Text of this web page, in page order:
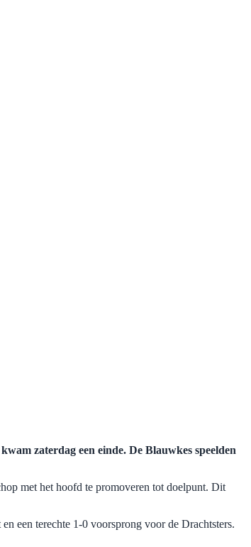
zaterdag een einde. De Blauwkes speelden
met het hoofd te promoveren tot doelpunt. Dit
een terechte 1-0 voorsprong voor de Drachtsters.